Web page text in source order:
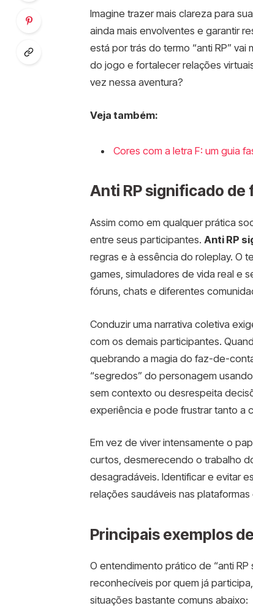
Imagine trazer mais clareza para
ainda mais envolventes e garantir
está por trás do termo “anti RP”
do jogo e fortalecer relações
vez nessa aventura?
Veja também:
Cores com a letra F: um guia
Anti RP significado
Assim como em qualquer prática
entre seus participantes. Anti RP
regras e à essência do roleplay. O
games, simuladores de vida real e
fóruns, chats e diferentes
Conduzir uma narrativa coletiva
com os demais participantes.
quebrando a magia do faz-de-
“segredos” do personagem
sem contexto ou desrespeita
experiência e pode frustrar tanto a
Em vez de viver intensamente o
curtos, desmerecendo o trabalho
desagradáveis. Identificar e evitar
relações saudáveis nas
Principais exemplos
O entendimento prático de “anti
reconhecíveis por quem já
situações bastante comuns abaixo: